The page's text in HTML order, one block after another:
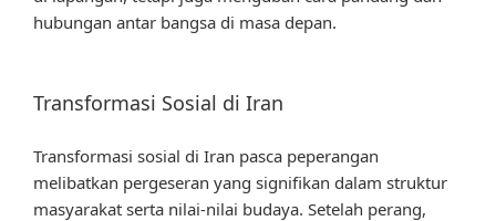
hubungan antar bangsa di masa depan.
Transformasi Sosial di Iran
Transformasi sosial di Iran pasca peperangan
melibatkan pergeseran yang signifikan dalam struktur
masyarakat serta nilai-nilai budaya. Setelah perang,